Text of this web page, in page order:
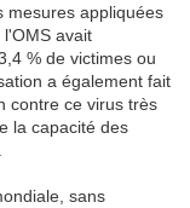
mesures appliquées
avait
% de victimes ou
a également fait
contre ce virus très
la capacité des
sans